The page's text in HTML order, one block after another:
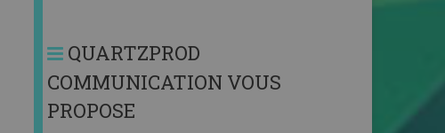
QUARTZPROD
COMMUNICATION VOUS
PROPOSE